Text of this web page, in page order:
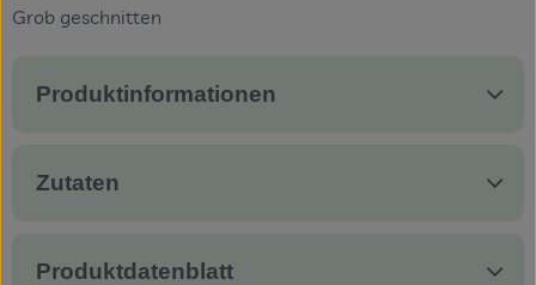
Grob geschnitten
Produktinformationen
Zutaten
Produktdatenblatt